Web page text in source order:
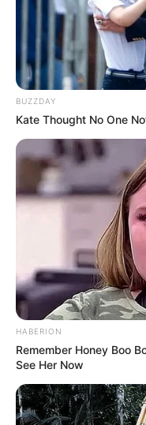
Bikin Ngakak, 10
Cosplay Murah
Seadanya
Anti Mainstream,
Membawa
Versi Warga
BUZZDAY
Kate Thought No One
HABERION
Remember Honey Boo
See Her Now